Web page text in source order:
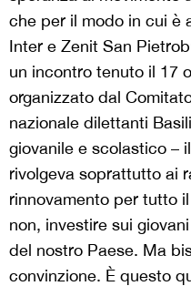
che per il modo in cui è
Inter e Zenit San
un incontro tenuto il 17
organizzato dal
nazionale dilettanti
giovanile e scolastico –
rivolgeva soprattutto ai
rinnovamento per tutto
non, investire sui
del nostro Paese. Ma
convinzione. È questo